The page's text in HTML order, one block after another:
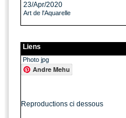
23/Apr/2020
Art de l'Aquarelle
Liens
Photo jpg
Andre Mehu
Reproductions ci dessous